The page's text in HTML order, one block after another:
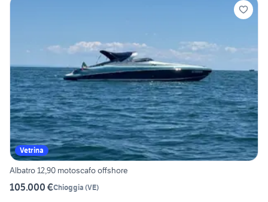
Vetrina
Albatro 12,90 motoscafo offshore
105.000 €Chioggia (VE)